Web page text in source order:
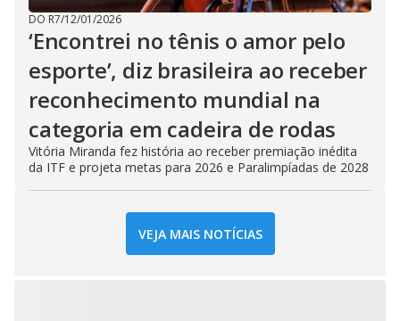
DO R7/12/01/2026
‘Encontrei no tênis o amor pelo
esporte’, diz brasileira ao receber
reconhecimento mundial na
categoria em cadeira de rodas
Vitória Miranda fez história ao receber premiação inédita
da ITF e projeta metas para 2026 e Paralimpíadas de 2028
VEJA MAIS NOTÍCIAS